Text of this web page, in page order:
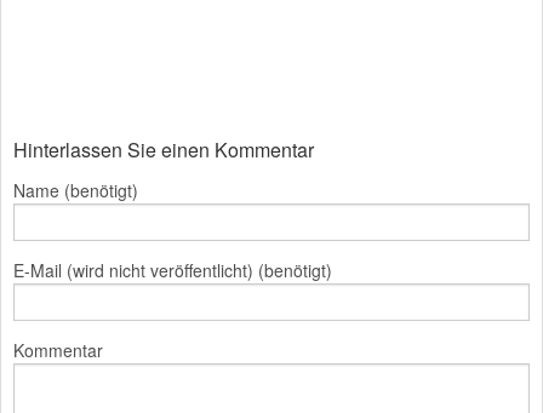
Hinterlassen Sie einen Kommentar
Name (benötigt)
E-Mail (wird nicht veröffentlicht) (benötigt)
Kommentar